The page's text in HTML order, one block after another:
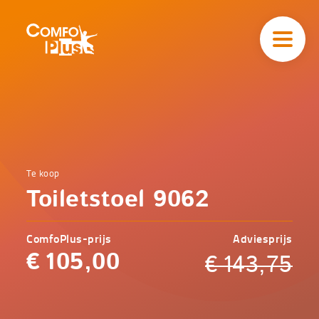
Home
Comfort
Comfoplus
-
Te koop
Toiletstoel 9062
ComfoPlus-prijs
€ 105,00
Adviesprijs
€143,75
navigatieComfoPlus